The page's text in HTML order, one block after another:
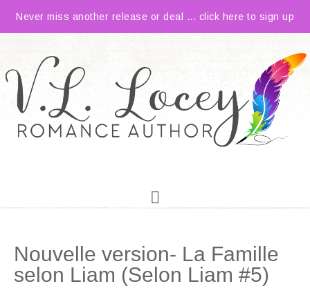
Never miss another release or deal ... click here to sign up
Nouvelle version- La Famille
selon Liam (Selon Liam #5)